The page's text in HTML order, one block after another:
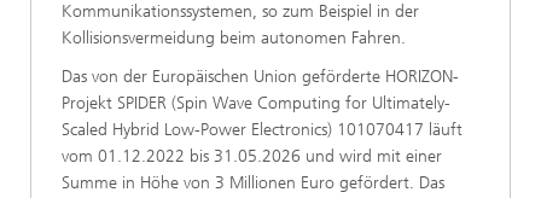
Kommunikationssystemen, so zum Beispiel in der
Kollisionsvermeidung beim autonomen Fahren.
Das von der Europäischen Union geförderte HORIZON-
Projekt SPIDER (Spin Wave Computing for Ultimately-
Scaled Hybrid Low-Power Electronics) 101070417 läuft
vom 01.12.2022 bis 31.05.2026 und wird mit einer
Summe in Höhe von 3 Millionen Euro gefördert. Das